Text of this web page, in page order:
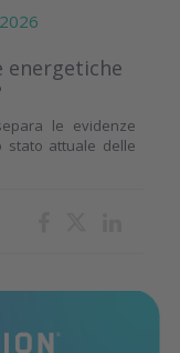
energetiche
le evidenze
stato attuale delle